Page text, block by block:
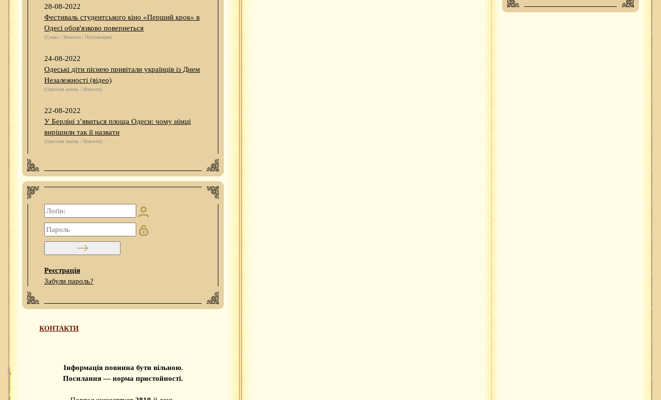
28-08-2022
Фестиваль студентського кіно «Перший крок» в
Одесі обов'язково повернеться
(Слово / Новости / Публикации)
24-08-2022
Одеські діти піснею привітали українців із Днем
Незалежності (відео)
(Одесская жизнь / Новости)
22-08-2022
У Берліні з’явиться площа Одеси: чому німці
вирішили так її назвати
(Одесская жизнь / Новости)
Реєстрація
Забули пароль?
КОНТАКТИ
Інформація повинна бути вільною.
Посилання — норма пристойності.